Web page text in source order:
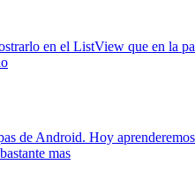
en el ListView que en la
de Android. Hoy
mas